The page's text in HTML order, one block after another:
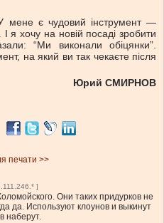
мене є чудовий інструмент —
я хочу на новій посаді зробити
“Ми виконали обіцянки”.
на який ви так чекаєте після
Юрий СМИРНОВ
печати >>
]
Они таких придурков не
да. Используют клоунов и выкинут
наберут.